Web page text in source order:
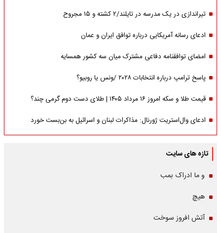
تیراندازی در یک مدرسه در تایلند/۲ کشته و ۱۵ مجروح
ادعای رسانه آمریکایی درباره توافق ایران و عمان
امضای توافقنامه دفاعی مشترک میان سه کشور همسایه
پاسخ ترامپ درباره انتخابات ۲۰۲۸ /ونس یا روبیو؟
قیمت طلا و سکه امروز ۱۶ مرداد ۱۴۰۵ | طلای دست دوم گرمی چند؟
ادعای وال‌استریت ژورنال: مذاکرات لبنان و اسرائیل به بن‌بست خورد
تازه های سایت
و ما ادراک بمب
هیچ
آتش افروز سوخت